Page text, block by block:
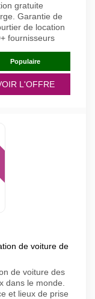
gratuite
Garantie de
de location
fournisseurs
Populaire
L'OFFRE
de voiture de
de voiture des
dans le monde.
et lieux de prise